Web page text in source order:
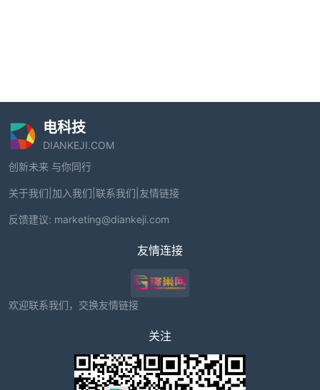
电科技
DIANKEJI.COM
创新未来 与你同行
关于我们 加入我们 联系我们 友情链接
反馈建议: marketing@diankeji.com
友情连接
欢迎联系我们，交换友情链接
关注